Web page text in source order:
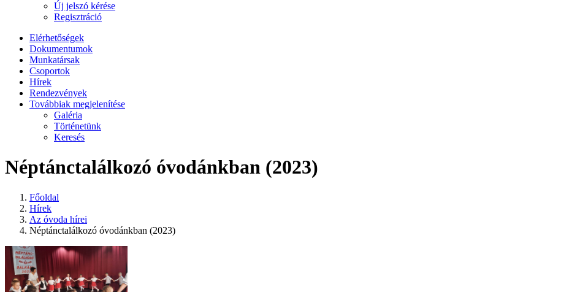
Új jelszó kérése
Regisztráció
Elérhetőségek
Dokumentumok
Munkatársak
Csoportok
Hírek
Rendezvények
Továbbiak megjelenítése
Galéria
Történetünk
Keresés
Néptánctalálkozó óvodánkban (2023)
Főoldal
Hírek
Az óvoda hírei
Néptánctalálkozó óvodánkban (2023)